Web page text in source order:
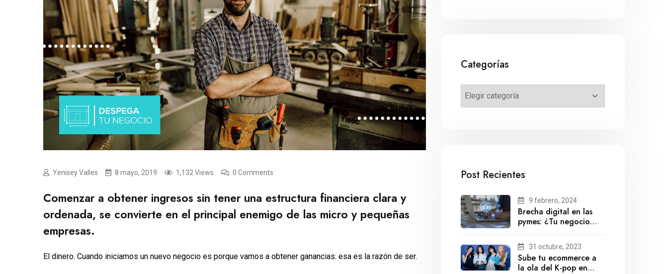
Yenisey Valles 8 mayo, 2019 1,132 Views 0 Comments
Comenzar a obtener ingresos sin tener una estructura financiera clara y
ordenada, se convierte en el principal enemigo de las micro y pequeñas
empresas.
El dinero. Cuando iniciamos un nuevo negocio es porque vamos a obtener ganancias: esa es la razón de ser.
Categorías
Post Recientes
9 febrero, 2024
Brecha digital en las
pymes: ¿Tu negocio
futuro?31 octubre, 2023
Sube tu ecommerce a
la ola del K-pop en